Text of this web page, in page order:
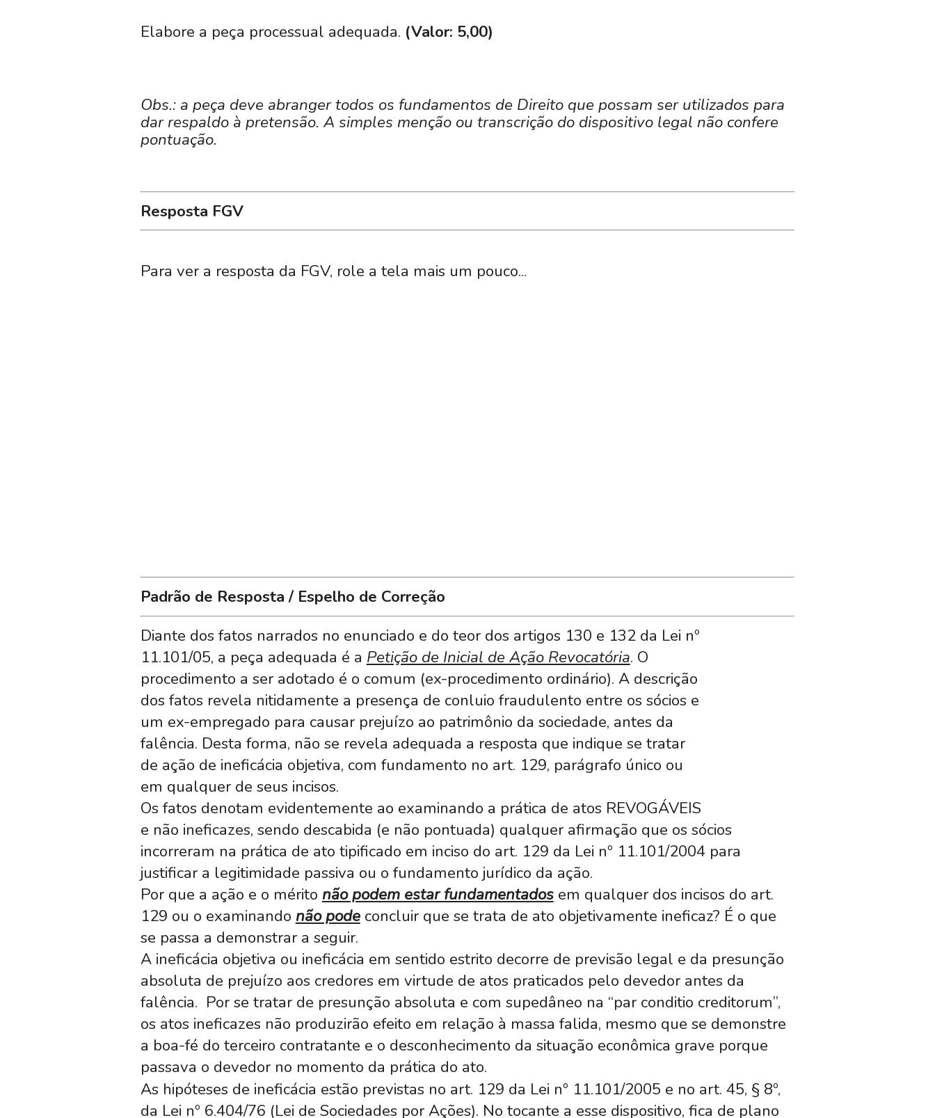
Elabore a peça processual adequada. (Valor: 5,00)
Obs.: a peça deve abranger todos os fundamentos de Direito que possam ser utilizados para
dar respaldo à pretensão. A simples menção ou transcrição do dispositivo legal não confere
pontuação.
Resposta FGV
Para ver a resposta da FGV, role a tela mais um pouco...
Padrão de Resposta / Espelho de Correção
Diante dos fatos narrados no enunciado e do teor dos artigos 130 e 132 da Lei nº
11.101/05, a peça adequada é a Petição de Inicial de Ação Revocatória. O
procedimento a ser adotado é o comum (ex-procedimento ordinário). A descrição
dos fatos revela nitidamente a presença de conluio fraudulento entre os sócios e
um ex-empregado para causar prejuízo ao patrimônio da sociedade, antes da
falência. Desta forma, não se revela adequada a resposta que indique se tratar
de ação de ineficácia objetiva, com fundamento no art. 129, parágrafo único ou
em qualquer de seus incisos.
Os fatos denotam evidentemente ao examinando a prática de atos REVOGÁVEIS
e não ineficazes, sendo descabida (e não pontuada) qualquer afirmação que os sócios
incorreram na prática de ato tipificado em inciso do art. 129 da Lei nº 11.101/2004 para
justificar a legitimidade passiva ou o fundamento jurídico da ação.
Por que a ação e o mérito não podem estar fundamentadosem qualquer dos incisos do art.
129 ou o examinando não podeconcluir que se trata de ato objetivamente ineficaz? É o que
se passa a demonstrar a seguir.
A ineficácia objetiva ou ineficácia em sentido estrito decorre de previsão legal e da presunção
absoluta de prejuízo aos credores em virtude de atos praticados pelo devedor antes da
falência. Por se tratar de presunção absoluta e com supedâneo na “par conditio creditorum”,
os atos ineficazes não produzirão efeito em relação à massa falida, mesmo que se demonstre
a boa-fé do terceiro contratante e o desconhecimento da situação econômica grave porque
passava o devedor no momento da prática do ato.
As hipóteses de ineficácia estão previstas no art. 129 da Lei nº 11.101/2005 e no art. 45, § 8º,
da Lei nº 6.404/76 (Lei de Sociedades por Ações). No tocante a esse dispositivo, fica de plano